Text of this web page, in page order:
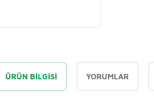
ÜRÜN BILGISI YORUMLAR